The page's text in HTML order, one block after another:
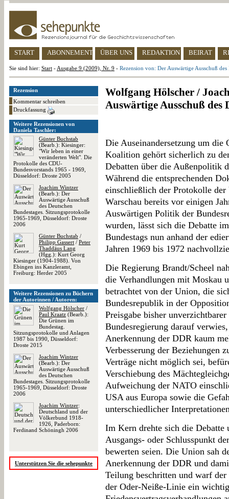
START ABONNEMENT ÜBER UNS REDAKTION BEIRAT
Sie sind hier: Start - Ausgabe 9 (2009), Nr. 9 - Rezension von: Der Auswärtige Ausschuß des
Rezension
Kommentar schreiben
Druckfassung
Weitere Rezensionen von
Daniela Taschler:
Günter Buchstab
(Bearb.): Kiesinger:
"Wir leben in einer
veränderten Welt". Die
Protokolle des CDU-
Bundesvorstands 1965 - 1969,
Düsseldorf: Droste 2005
Joachim Wintzer
(Bearb.): Der
Auswärtige Ausschuß
des Deutschen
Bundestages. Sitzungsprotokolle
1965-1969, Düsseldorf: Droste
2006
Günter Buchstab /
Philipp Gassert / Peter
Thaddäus Lang
(Hgg.): Kurt Georg
Kiesinger (1904-1988). Von
Ebingen ins Kanzleramt,
Freiburg: Herder 2005
Weitere Rezensionen zu Büchern
der Autorinnen / Autoren:
Wolfgang Hölscher /
Paul Kraatz (Bearb.):
Die Grünen im
Bundestag.
Sitzungsprotokolle und Anlagen
1987 bis 1990, Düsseldorf:
Droste 2015
Joachim Wintzer
(Bearb.): Der
Auswärtige Ausschuß
des Deutschen
Bundestages. Sitzungsprotokolle
1965-1969, Düsseldorf: Droste
2006
Joachim Wintzer:
Deutschland und der
Völkerbund 1918-
1926, Paderborn:
Ferdinand Schöningh 2006
Unterstützen Sie die sehepunkte
Wolfgang Hölscher /
Auswärtige Ausschuß des
Die Auseinandersetzung um die
Koalition gehört sicherlich zu
Debatten über die Außenpolitik
Während die entsprechenden
einschließlich der Protokolle
Warschau bereits vor einigen
Auswärtigen Politik der
wurden, lässt sich die Debatte
Bundestags nun anhand der
Jahren 1969 bis 1972
Die Regierung Brandt/Scheel
die Verhandlungen mit Moskau
betrachtet von der Union, die
Bundesrepublik in der
Preisgabe bisher
Bundesregierung darauf
Anerkennung der DDR kaum
Verbesserung der Beziehungen
Verträge nicht möglich sei,
Verschiebung des
Aufweichung der NATO
USA aus Europa sowie die
unterschiedlicher
Im Kern drehte sich die Debatte
Ausgangs- oder Schlusspunkt
bewerten seien. Die Union sah
Anerkennung der DDR und
Teilung beschritten und warf
der Oder-Neiße-Linie ein